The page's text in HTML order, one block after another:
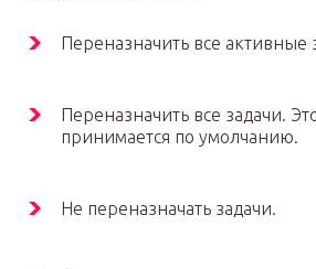
Переназначить все активные
Переназначить все задачи.
принимается по умолчанию.
Не переназначать задачи.